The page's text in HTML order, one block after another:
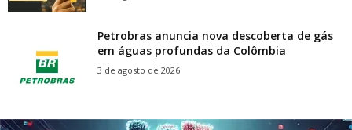
Petrobras anuncia nova descoberta de gás
em águas profundas da Colômbia
3 de agosto de 2026